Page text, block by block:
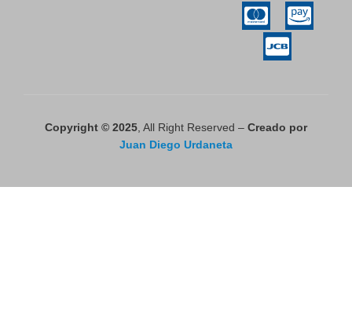
Copyright © 2025, All Right Reserved – Creado por
Juan Diego Urdaneta